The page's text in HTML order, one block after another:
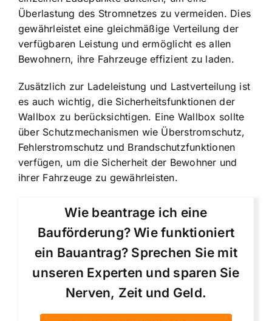
Überlastung des Stromnetzes zu vermeiden. Dies
gewährleistet eine gleichmäßige Verteilung der
verfügbaren Leistung und ermöglicht es allen
Bewohnern, ihre Fahrzeuge effizient zu laden.
Zusätzlich zur Ladeleistung und Lastverteilung ist
es auch wichtig, die Sicherheitsfunktionen der
Wallbox zu berücksichtigen. Eine Wallbox sollte
über Schutzmechanismen wie Überstromschutz,
Fehlerstromschutz und Brandschutzfunktionen
verfügen, um die Sicherheit der Bewohner und
ihrer Fahrzeuge zu gewährleisten.
Wie beantrage ich eine
Bauförderung? Wie funktioniert
ein Bauantrag? Sprechen Sie mit
unseren Experten und sparen Sie
Nerven, Zeit und Geld.